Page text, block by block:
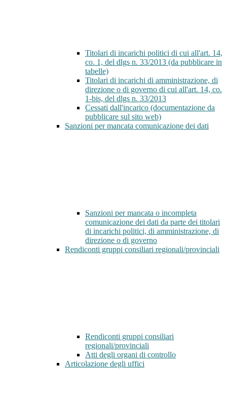
Titolari di incarichi politici di cui all'art. 14,
co. 1, del dlgs n. 33/2013 (da pubblicare in
tabelle)
Titolari di incarichi di amministrazione, di
direzione o di governo di cui all'art. 14, co.
1-bis, del dlgs n. 33/2013
Cessati dall'incarico (documentazione da
pubblicare sul sito web)
Sanzioni per mancata comunicazione dei dati
Sanzioni per mancata o incompleta
comunicazione dei dati da parte dei titolari
di incarichi politici, di amministrazione, di
direzione o di governo
Rendiconti gruppi consiliari regionali/provinciali
Rendiconti gruppi consiliari
regionali/provinciali
Atti degli organi di controllo
Articolazione degli uffici